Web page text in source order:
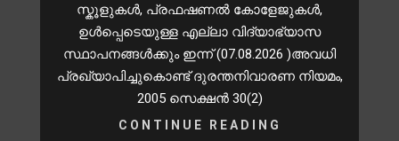
സ്കൂളുകള്‍, പ്രഫഷണല്‍ കോളേജുകള്‍,
ഉള്‍പ്പെടെയുള്ള എല്ലാ വിദ്യാഭ്യാസ
സ്ഥാപനങ്ങള്‍ക്കും ഇന്ന് (07.08.2026 )അവധി
പ്രഖ്യാപിച്ചുകൊണ്ട് ദുരന്തനിവാരണ നിയമം,
2005 സെക്ഷന്‍ 30(2)
CONTINUE READING